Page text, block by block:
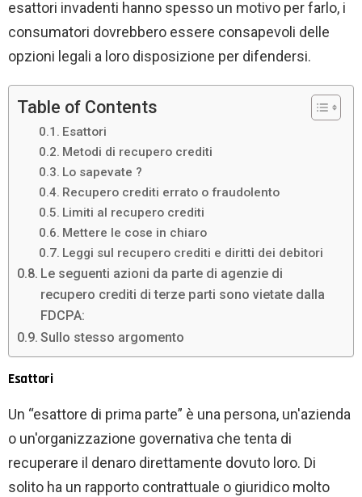
esattori invadenti hanno spesso un motivo per farlo, i
consumatori dovrebbero essere consapevoli delle
opzioni legali a loro disposizione per difendersi.
Table of Contents
Esattori
Metodi di recupero crediti
Lo sapevate ?
Recupero crediti errato o fraudolento
Limiti al recupero crediti
Mettere le cose in chiaro
Leggi sul recupero crediti e diritti dei debitori
Le seguenti azioni da parte di agenzie di
recupero crediti di terze parti sono vietate dalla
FDCPA:
Sullo stesso argomento
Esattori
Un “esattore di prima parte” è una persona, un'azienda
o un'organizzazione governativa che tenta di
recuperare il denaro direttamente dovuto loro. Di
solito ha un rapporto contrattuale o giuridico molto